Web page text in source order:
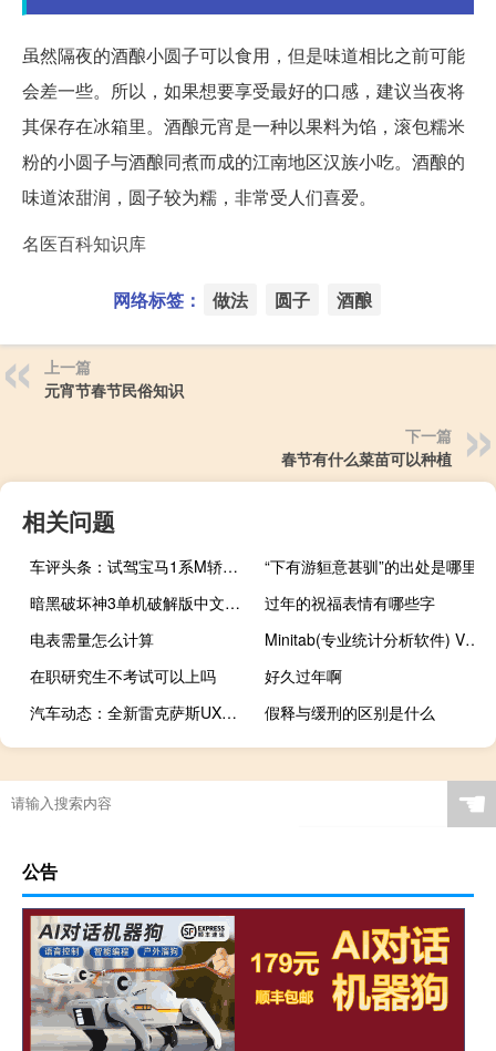
虽然隔夜的酒酿小圆子可以食用，但是味道相比之前可能
会差一些。所以，如果想要享受最好的口感，建议当夜将
其保存在冰箱里。酒酿元宵是一种以果料为馅，滚包糯米
粉的小圆子与酒酿同煮而成的江南地区汉族小吃。酒酿的
味道浓甜润，圆子较为糯，非常受人们喜爱。
名医百科知识库
网络标签： 做法 圆子 酒酿
上一篇
元宵节春节民俗知识
下一篇
春节有什么菜苗可以种植
相关问题
车评头条：试驾宝马1系M轿跑车 体验赛车般驾驶乐趣
“下有游貆意甚驯”的出处是哪里
暗黑破坏神3单机破解版中文（暗黑破坏神3破解版中文）
过年的祝福表情有哪些字
电表需量怎么计算
Minitab(专业统计分析软件) V18.1 官方版（Minitab(专业统计分析软件) V18.1 官方版功能简介）
在职研究生不考试可以上吗
好久过年啊
汽车动态：全新雷克萨斯UX紧凑型SUV将在日内瓦首次亮相
假释与缓刑的区别是什么
☚
公告